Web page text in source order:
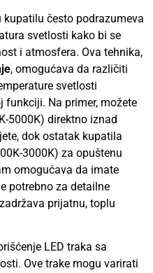
često podrazumeva
svetlosti kako bi se
i atmosfera. Ova tehnika,
, omogućava da različiti
svetlosti
Na primer, možete
5000K) direktno iznad
dok ostatak kupatila
3000K) za opuštenu
omogućava da imate
potrebno za detailne
prijatnu, toplu
LED traka sa
Ove trake mogu varirati